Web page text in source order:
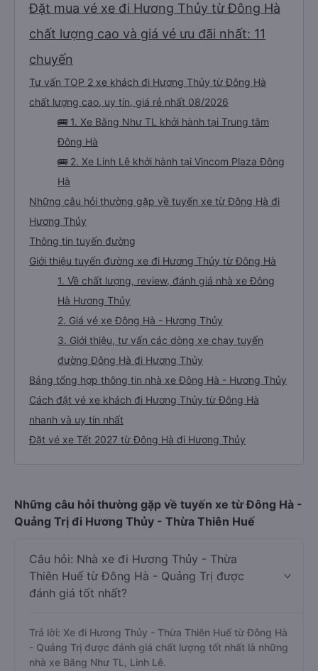
Đặt mua vé xe đi Hương Thủy từ Đông Hà
chất lượng cao và giá vé ưu đãi nhất: 11
chuyến
Tư vấn TOP 2 xe khách đi Hương Thủy từ Đông Hà
chất lượng cao, uy tín, giá rẻ nhất 08/2026
🚌 1. Xe Băng Như TL khởi hành tại Trung tâm
Đông Hà
🚌 2. Xe Linh Lê khởi hành tại Vincom Plaza Đông
Hà
Những câu hỏi thường gặp về tuyến xe từ Đông Hà đi
Hương Thủy
Thông tin tuyến đường
Giới thiệu tuyến đường xe đi Hương Thủy từ Đông Hà
1. Về chất lượng, review, đánh giá nhà xe Đông
Hà Hương Thủy
2. Giá vé xe Đông Hà - Hương Thủy
3. Giới thiệu, tư vấn các dòng xe chạy tuyến
đường Đông Hà đi Hương Thủy
Bảng tổng hợp thông tin nhà xe Đông Hà - Hương Thủy
Cách đặt vé xe khách đi Hương Thủy từ Đông Hà
nhanh và uy tín nhất
Đặt vé xe Tết 2027 từ Đông Hà đi Hương Thủy
Những câu hỏi thường gặp về tuyến xe từ Đông Hà -
Quảng Trị đi Hương Thủy - Thừa Thiên Huế
Câu hỏi: Nhà xe đi Hương Thủy - Thừa
Thiên Huế từ Đông Hà - Quảng Trị được
đánh giá tốt nhất?
Trả lời: Xe đi Hương Thủy - Thừa Thiên Huế từ Đông Hà
- Quảng Trị được đánh giá chất lượng tốt nhất là những
nhà xe Băng Như TL, Linh Lê.